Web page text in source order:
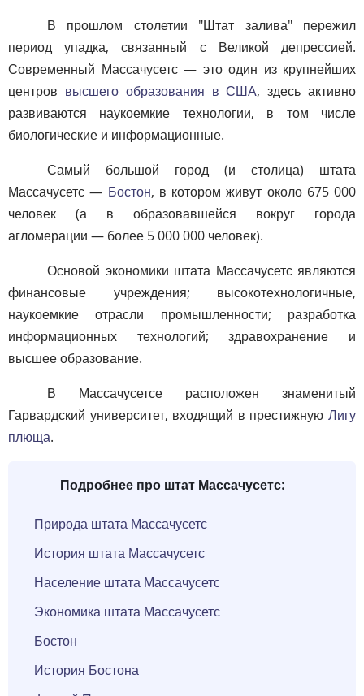
В прошлом столетии "Штат залива" пережил
период упадка, связанный с Великой депрессией.
Современный Массачусетс — это один из крупнейших
центров высшего образования в США, здесь активно
развиваются наукоемкие технологии, в том числе
биологические и информационные.
Самый большой город (и столица) штата
Массачусетс — Бостон, в котором живут около 675 000
человек (а в образовавшейся вокруг города
агломерации — более 5 000 000 человек).
Основой экономики штата Массачусетс являются
финансовые учреждения; высокотехнологичные,
наукоемкие отрасли промышленности; разработка
информационных технологий; здравохранение и
высшее образование.
В Массачусетсе расположен знаменитый
Гарвардский университет, входящий в престижную Лигу
плюща.
Подробнее про штат Массачусетс:
Природа штата Массачусетс
История штата Массачусетс
Население штата Массачусетс
Экономика штата Массачусетс
Бостон
История Бостона